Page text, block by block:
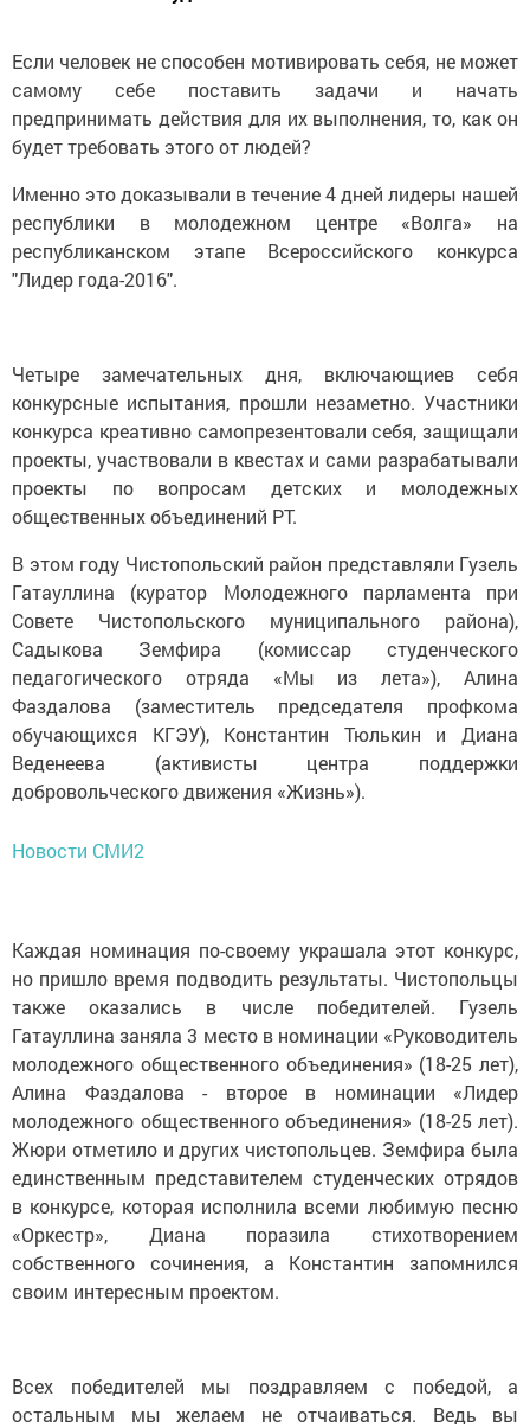
Если человек не способен мотивировать себя, не может
самому себе поставить задачи и начать
предпринимать действия для их выполнения, то, как он
будет требовать этого от людей?
Именно это доказывали в течение 4 дней лидеры нашей
республики в молодежном центре «Волга» на
республиканском этапе Всероссийского конкурса
"Лидер года-2016".
Четыре замечательных дня, включающиев себя
конкурсные испытания, прошли незаметно. Участники
конкурса креативно самопрезентовали себя, защищали
проекты, участвовали в квестах и сами разрабатывали
проекты по вопросам детских и молодежных
общественных объединений РТ.
В этом году Чистопольский район представляли Гузель
Гатауллина (куратор Молодежного парламента при
Совете Чистопольского муниципального района),
Садыкова Земфира (комиссар студенческого
педагогического отряда «Мы из лета»), Алина
Фаздалова (заместитель председателя профкома
обучающихся КГЭУ), Константин Тюлькин и Диана
Веденеева (активисты центра поддержки
добровольческого движения «Жизнь»).
Новости СМИ2
Каждая номинация по-своему украшала этот конкурс,
но пришло время подводить результаты. Чистопольцы
также оказались в числе победителей. Гузель
Гатауллина заняла 3 место в номинации «Руководитель
молодежного общественного объединения» (18-25 лет),
Алина Фаздалова - второе в номинации «Лидер
молодежного общественного объединения» (18-25 лет).
Жюри отметило и других чистопольцев. Земфира была
единственным представителем студенческих отрядов
в конкурсе, которая исполнила всеми любимую песню
«Оркестр», Диана поразила стихотворением
собственного сочинения, а Константин запомнился
своим интересным проектом.
Всех победителей мы поздравляем с победой, а
остальным мы желаем не отчаиваться. Ведь вы